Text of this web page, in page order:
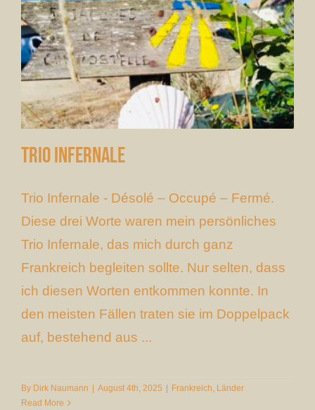
Trio Infernale
Trio Infernale - Désolé – Occupé – Fermé.
Diese drei Worte waren mein persönliches
Trio Infernale, das mich durch ganz
Frankreich begleiten sollte. Nur selten, dass
ich diesen Worten entkommen konnte. In
den meisten Fällen traten sie im Doppelpack
auf, bestehend aus ...
By Dirk Naumann | August 4th, 2025 | Frankreich, Länder
Read More